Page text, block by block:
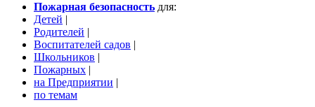
Пожарная безопасность для:
Детей |
Родителей |
Воспитателей садов |
Школьников |
Пожарных |
на Предприятии |
по темам